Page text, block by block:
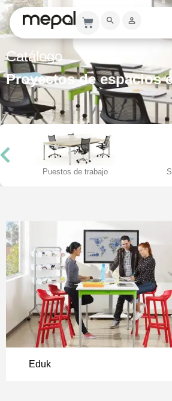
Catálogo
Proyectos de espacios
Puestos de trabajo
Eduk
Elementos móviles y
el proceso de aprendizaje,